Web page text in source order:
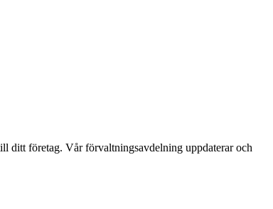
ditt företag. Vår förvaltningsavdelning uppdaterar och